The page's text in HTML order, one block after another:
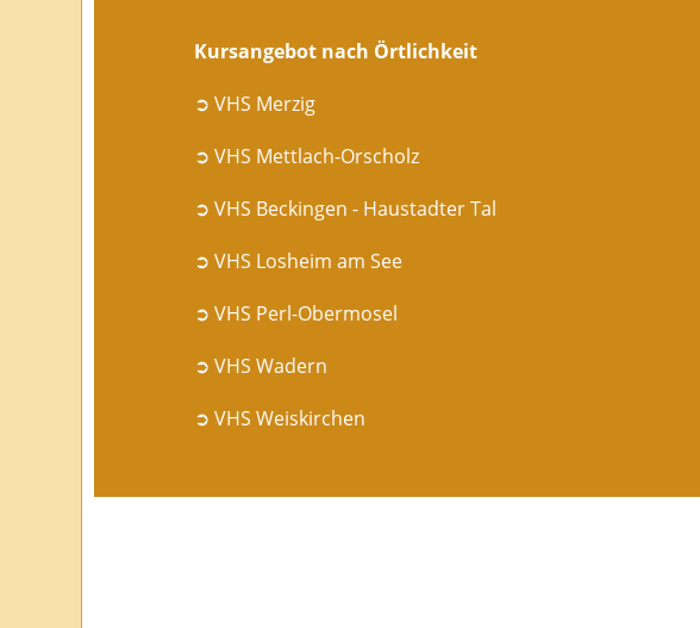
Kursangebot nach Örtlichkeit
➲ VHS Merzig
➲ VHS Mettlach-Orscholz
➲ VHS Beckingen - Haustadter Tal
➲ VHS Losheim am See
➲ VHS Perl-Obermosel
➲ VHS Wadern
➲ VHS Weiskirchen